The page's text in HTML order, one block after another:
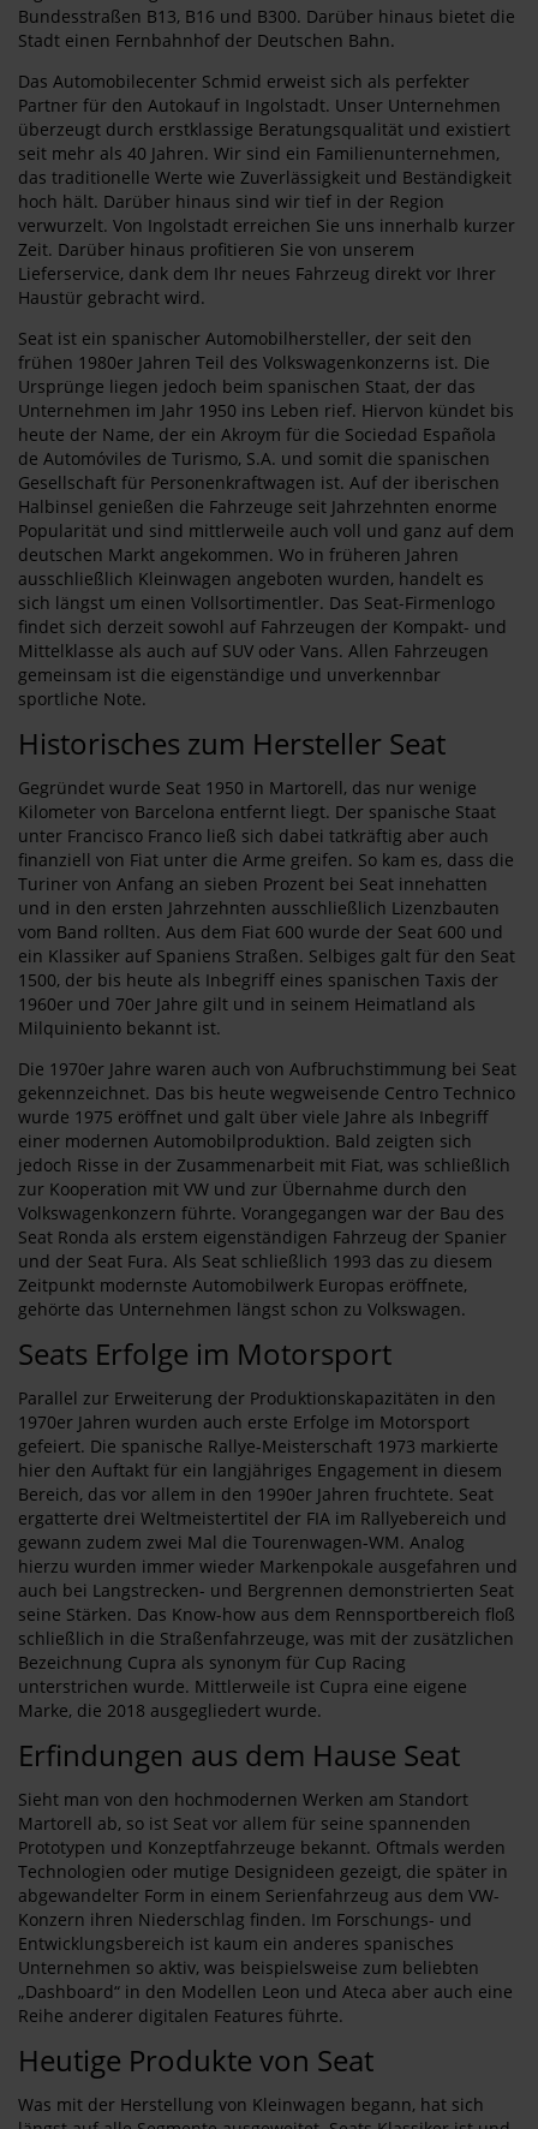
Bundesstraßen B13, B16 und B300. Darüber hinaus bietet die
Stadt einen Fernbahnhof der Deutschen Bahn.
Das Automobilecenter Schmid erweist sich als perfekter
Partner für den Autokauf in Ingolstadt. Unser Unternehmen
überzeugt durch erstklassige Beratungsqualität und existiert
seit mehr als 40 Jahren. Wir sind ein Familienunternehmen,
das traditionelle Werte wie Zuverlässigkeit und Beständigkeit
hoch hält. Darüber hinaus sind wir tief in der Region
verwurzelt. Von Ingolstadt erreichen Sie uns innerhalb kurzer
Zeit. Darüber hinaus profitieren Sie von unserem
Lieferservice, dank dem Ihr neues Fahrzeug direkt vor Ihrer
Haustür gebracht wird.
Seat ist ein spanischer Automobilhersteller, der seit den
frühen 1980er Jahren Teil des Volkswagenkonzerns ist. Die
Ursprünge liegen jedoch beim spanischen Staat, der das
Unternehmen im Jahr 1950 ins Leben rief. Hiervon kündet bis
heute der Name, der ein Akroym für die Sociedad Española
de Automóviles de Turismo, S.A. und somit die spanischen
Gesellschaft für Personenkraftwagen ist. Auf der iberischen
Halbinsel genießen die Fahrzeuge seit Jahrzehnten enorme
Popularität und sind mittlerweile auch voll und ganz auf dem
deutschen Markt angekommen. Wo in früheren Jahren
ausschließlich Kleinwagen angeboten wurden, handelt es
sich längst um einen Vollsortimentler. Das Seat-Firmenlogo
findet sich derzeit sowohl auf Fahrzeugen der Kompakt- und
Mittelklasse als auch auf SUV oder Vans. Allen Fahrzeugen
gemeinsam ist die eigenständige und unverkennbar
sportliche Note.
Historisches zum Hersteller Seat
Gegründet wurde Seat 1950 in Martorell, das nur wenige
Kilometer von Barcelona entfernt liegt. Der spanische Staat
unter Francisco Franco ließ sich dabei tatkräftig aber auch
finanziell von Fiat unter die Arme greifen. So kam es, dass die
Turiner von Anfang an sieben Prozent bei Seat innehatten
und in den ersten Jahrzehnten ausschließlich Lizenzbauten
vom Band rollten. Aus dem Fiat 600 wurde der Seat 600 und
ein Klassiker auf Spaniens Straßen. Selbiges galt für den Seat
1500, der bis heute als Inbegriff eines spanischen Taxis der
1960er und 70er Jahre gilt und in seinem Heimatland als
Milquiniento bekannt ist.
Die 1970er Jahre waren auch von Aufbruchstimmung bei Seat
gekennzeichnet. Das bis heute wegweisende Centro Technico
wurde 1975 eröffnet und galt über viele Jahre als Inbegriff
einer modernen Automobilproduktion. Bald zeigten sich
jedoch Risse in der Zusammenarbeit mit Fiat, was schließlich
zur Kooperation mit VW und zur Übernahme durch den
Volkswagenkonzern führte. Vorangegangen war der Bau des
Seat Ronda als erstem eigenständigen Fahrzeug der Spanier
und der Seat Fura. Als Seat schließlich 1993 das zu diesem
Zeitpunkt modernste Automobilwerk Europas eröffnete,
gehörte das Unternehmen längst schon zu Volkswagen.
Seats Erfolge im Motorsport
Parallel zur Erweiterung der Produktionskapazitäten in den
1970er Jahren wurden auch erste Erfolge im Motorsport
gefeiert. Die spanische Rallye-Meisterschaft 1973 markierte
hier den Auftakt für ein langjähriges Engagement in diesem
Bereich, das vor allem in den 1990er Jahren fruchtete. Seat
ergatterte drei Weltmeistertitel der FIA im Rallyebereich und
gewann zudem zwei Mal die Tourenwagen-WM. Analog
hierzu wurden immer wieder Markenpokale ausgefahren und
auch bei Langstrecken- und Bergrennen demonstrierten Seat
seine Stärken. Das Know-how aus dem Rennsportbereich floß
schließlich in die Straßenfahrzeuge, was mit der zusätzlichen
Bezeichnung Cupra als synonym für Cup Racing
unterstrichen wurde. Mittlerweile ist Cupra eine eigene
Marke, die 2018 ausgegliedert wurde.
Erfindungen aus dem Hause Seat
Sieht man von den hochmodernen Werken am Standort
Martorell ab, so ist Seat vor allem für seine spannenden
Prototypen und Konzeptfahrzeuge bekannt. Oftmals werden
Technologien oder mutige Designideen gezeigt, die später in
abgewandelter Form in einem Serienfahrzeug aus dem VW-
Konzern ihren Niederschlag finden. Im Forschungs- und
Entwicklungsbereich ist kaum ein anderes spanisches
Unternehmen so aktiv, was beispielsweise zum beliebten
„Dashboard“ in den Modellen Leon und Ateca aber auch eine
Reihe anderer digitalen Features führte.
Heutige Produkte von Seat
Was mit der Herstellung von Kleinwagen begann, hat sich